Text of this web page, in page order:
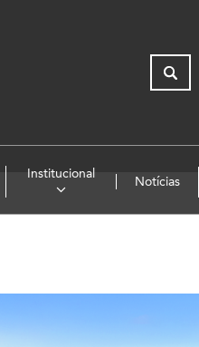
Institucional
Notícias